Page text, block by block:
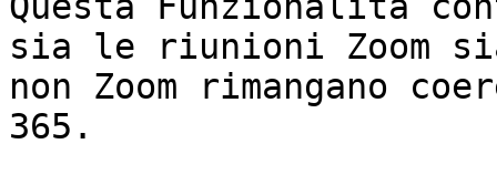
sia le riunioni Zoom
non Zoom rimangano
365.